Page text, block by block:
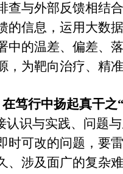
查与外部反馈相结
的信息，运用大数
中的温差、偏差、
，为靶向治疗、精
笃行中扬起真干之
认识与实践、问题
时可改的问题，要
、涉及面广的复杂